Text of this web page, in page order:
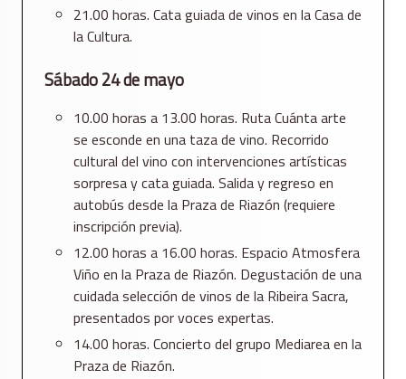
21.00 horas. Cata guiada de vinos en la Casa de
la Cultura.
Sábado 24 de mayo
10.00 horas a 13.00 horas. Ruta Cuánta arte
se esconde en una taza de vino. Recorrido
cultural del vino con intervenciones artísticas
sorpresa y cata guiada. Salida y regreso en
autobús desde la Praza de Riazón (requiere
inscripción previa).
12.00 horas a 16.00 horas. Espacio Atmosfera
Viño en la Praza de Riazón. Degustación de una
cuidada selección de vinos de la Ribeira Sacra,
presentados por voces expertas.
14.00 horas. Concierto del grupo Mediarea en la
Praza de Riazón.